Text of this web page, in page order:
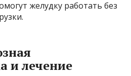
желудку работать без
и лечение